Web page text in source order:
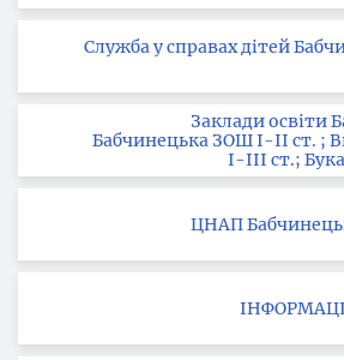
Служба у справах дітей
Заклади освіти
Бабчинецька ЗОШ І-ІІ ст. ;
І-ІІІ ст.;
ЦНАП